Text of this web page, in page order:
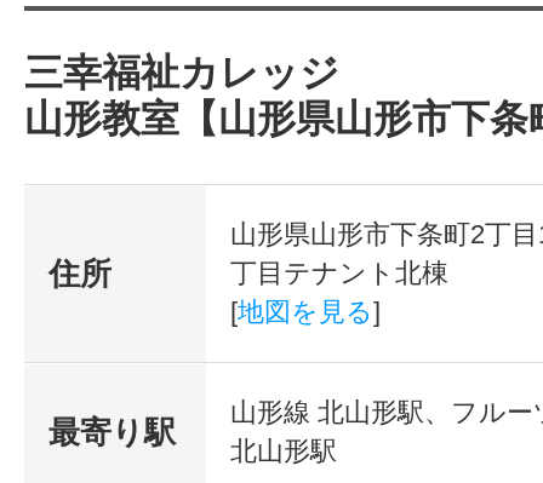
はじめキャリアを積んでいく中で
る「実務者研修」「介護福祉士受験
級講座のラインナップも豊富に用
す。あなたの介護職デビューの入
介護福祉士やケアマネージャーに
リアに合わせてぴったりの講座を
が、三幸福祉ｶﾚｯｼﾞの魅力です。「
勉強をはじめたい」と言う方にこ
三幸福祉カレッジ
山形教室【山形県山形市下条
住所
山形県山形市下条町2丁
丁目テナント北棟
[地図を見る]
最寄り駅
山形線 北山形駅、フル
北山形駅